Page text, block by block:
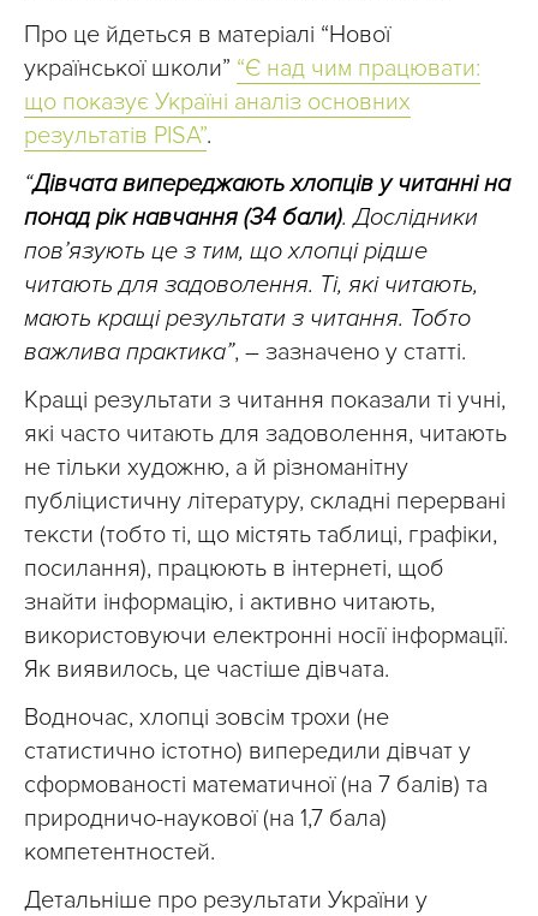
Про це йдеться в матеріалі “Нової
української школи” “Є над чим працювати:
що показує Україні аналіз основних
результатів PISA”.
“Дівчата випереджають хлопців у читанні на
понад рік навчання (34 бали). Дослідники
пов’язують це з тим, що хлопці рідше
читають для задоволення. Ті, які читають,
мають кращі результати з читання. Тобто
важлива практика”, – зазначено у статті.
Кращі результати з читання показали ті учні,
які часто читають для задоволення, читають
не тільки художню, а й різноманітну
публіцистичну літературу, складні перервані
тексти (тобто ті, що містять таблиці, графіки,
посилання), працюють в інтернеті, щоб
знайти інформацію, і активно читають,
використовуючи електронні носії інформації.
Як виявилось, це частіше дівчата.
Водночас, хлопці зовсім трохи (не
статистично істотно) випередили дівчат у
сформованості математичної (на 7 балів) та
природничо-наукової (на 1,7 бала)
компетентностей.
Детальніше про результати України у